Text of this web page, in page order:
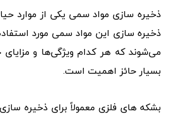
ذخیره سازی مواد سمی یکی از موارد
ذخیره سازی این مواد سمی مورد
می‌شوند که هر کدام ویژگی‌ها و
بسیار حائز اهمیت است.
بشکه های فلزی معمولاً برای ذخیره